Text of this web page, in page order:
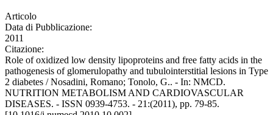
Articolo
Data di Pubblicazione:
2011
Citazione:
Role of oxidized low density lipoproteins and free fatty acids in the
pathogenesis of glomerulopathy and tubulointerstitial lesions in Type
2 diabetes / Nosadini, Romano; Tonolo, G.. - In: NMCD.
NUTRITION METABOLISM AND CARDIOVASCULAR
DISEASES. - ISSN 0939-4753. - 21:(2011), pp. 79-85.